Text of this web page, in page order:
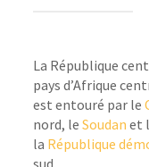
La République
pays d’Afrique
est entouré par le
nord, le Soudan et
la République
sud.